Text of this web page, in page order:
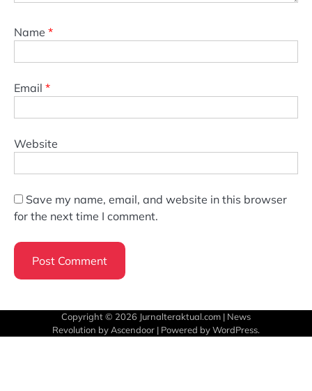
Name *
Email *
Website
Save my name, email, and website in this browser
for the next time I comment.
Copyright © 2026 Jurnalteraktual.com | News
Revolution by Ascendoor | Powered byWordPress.